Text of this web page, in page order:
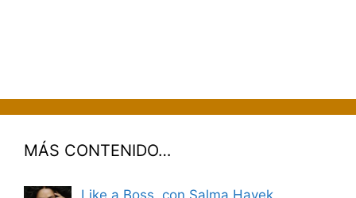
MÁS CONTENIDO…
Like a Boss, con Salma Hayek